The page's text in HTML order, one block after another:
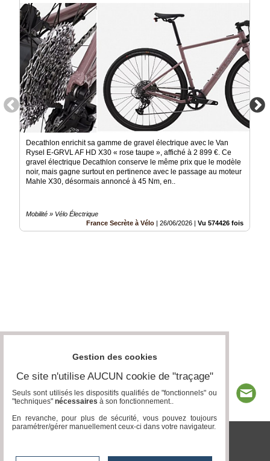
Decathlon enrichit sa gamme de gravel électrique avec le Van
Rysel E-GRVL AF HD X30 « rose taupe », affiché à 2 899 €. Ce
gravel électrique Decathlon conserve le même prix que le modèle
noir, mais gagne surtout en pertinence avec le passage au moteur
Mahle X30, désormais annoncé à 45 Nm, en..
Mobilité » Vélo Électrique
France Secrète à Vélo
26/06/2026 Vu 574426 fois
tvlocale.fr
Gestion des cookies
Ce site n'utilise AUCUN cookie de "traçage"
Seuls sont utilisés les dispositifs qualifiés de "fonctionnels" ou
"techniques" nécessaires à son fonctionnement..
En revanche, pour plus de sécurité, vous pouvez toujours
paramétrer/gérer manuellement ceux-ci dans votre navigateur.